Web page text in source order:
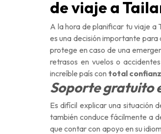
de viaje a
A la hora de planificar tu viaje a
es una decisión importante
protege en caso de una
retrasos en vuelos o
increíble país con total
Soporte gratuito
Es difícil explicar una situación
también conduce fácilmente a
que contar con apoyo en su